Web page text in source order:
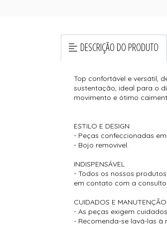
DESCRIÇÃO DO PRODUTO
Top confortável e versátil,
sustentação, ideal para o
movimento e ótimo
ESTILO E DESIGN
- Peças confeccionadas
- Bojo removivel.
INDISPENSÁVEL
- Todos os nossos
em contato com a
CUIDADOS E MANUTENÇÃO
- As peças exigem
- Recomenda-se lavá-las